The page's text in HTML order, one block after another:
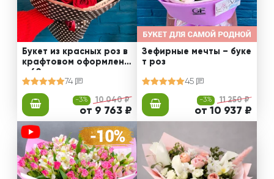
Букет из красных роз в
крафтовом оформлени
и 60 см
74
-3% 10 040 ₽
от 9 763 ₽
Зефирные мечты – буке
т роз
45
-3% 11 250 ₽
от 10 937 ₽